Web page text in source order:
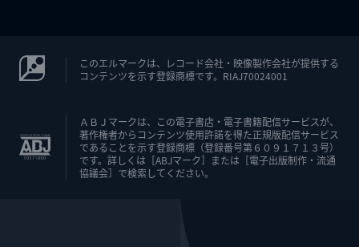
このエルマークは、レコード会社・映像製作会社が提供する
コンテンツを示す登録商標です。RIAJ70024001
ＡＢＪマークは、この電子書店・電子書籍配信サービスが、
著作権者からコンテンツ使用許諾を得た正規版配信サービス
であることを示す登録商標（登録番号第６０９１７１３号）
です。詳しくは［ABJマーク］または［電子出版制作・流通
協議会］で検索してください。